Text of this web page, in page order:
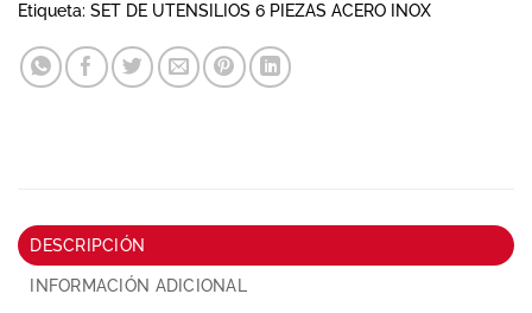
Etiqueta: SET DE UTENSILIOS 6 PIEZAS ACERO INOX
DESCRIPCIÓN
INFORMACIÓN ADICIONAL